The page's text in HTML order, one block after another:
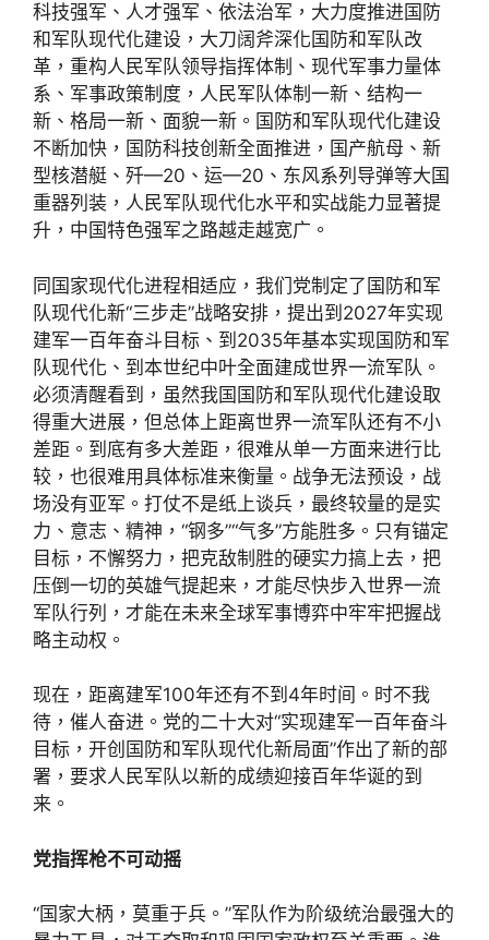
科技强军、人才强军、依法治军，大力度推进国防
和军队现代化建设，大刀阔斧深化国防和军队改
革，重构人民军队领导指挥体制、现代军事力量体
系、军事政策制度，人民军队体制一新、结构一
新、格局一新、面貌一新。国防和军队现代化建设
不断加快，国防科技创新全面推进，国产航母、新
型核潜艇、歼—20、运—20、东风系列导弹等大国
重器列装，人民军队现代化水平和实战能力显著提
升，中国特色强军之路越走越宽广。
同国家现代化进程相适应，我们党制定了国防和军
队现代化新“三步走”战略安排，提出到2027年实现
建军一百年奋斗目标、到2035年基本实现国防和军
队现代化、到本世纪中叶全面建成世界一流军队。
必须清醒看到，虽然我国国防和军队现代化建设取
得重大进展，但总体上距离世界一流军队还有不小
差距。到底有多大差距，很难从单一方面来进行比
较，也很难用具体标准来衡量。战争无法预设，战
场没有亚军。打仗不是纸上谈兵，最终较量的是实
力、意志、精神，“钢多”“气多”方能胜多。只有锚定
目标，不懈努力，把克敌制胜的硬实力搞上去，把
压倒一切的英雄气提起来，才能尽快步入世界一流
军队行列，才能在未来全球军事博弈中牢牢把握战
略主动权。
现在，距离建军100年还有不到4年时间。时不我
待，催人奋进。党的二十大对“实现建军一百年奋斗
目标，开创国防和军队现代化新局面”作出了新的部
署，要求人民军队以新的成绩迎接百年华诞的到
来。
党指挥枪不可动摇
“国家大柄，莫重于兵。”军队作为阶级统治最强大的